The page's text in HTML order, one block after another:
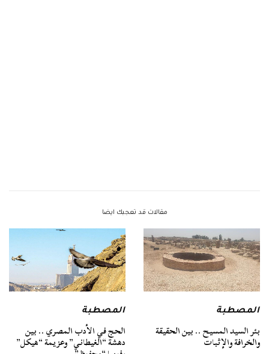
مقالات قد تعجبك ايضا
المصطبة
بئر السيد المسيح .. بين الحقيقة
والخرافة والإثبات
المصطبة
الحج في الأدب المصري .. بين
دهشة “الغيطاني” وعزيمة “هيكل”